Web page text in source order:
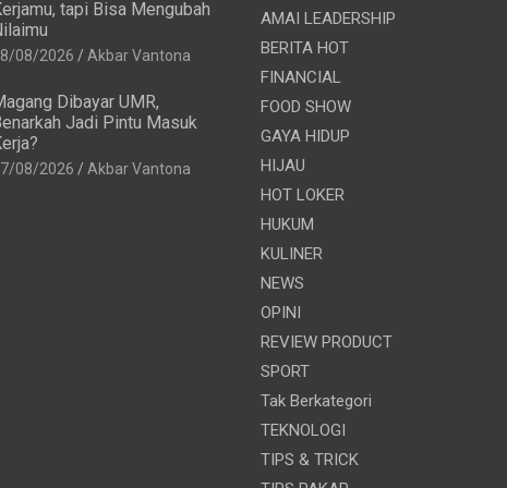
tapi Bisa Mengubah
08/2026 Akbar Vantona
Dibayar UMR,
Jadi Pintu Masuk
08/2026 Akbar Vantona
AMAI LEADERSHIP
BERITA HOT
FINANCIAL
FOOD SHOW
GAYA HIDUP
HIJAU
HOT LOKER
HUKUM
KULINER
NEWS
OPINI
REVIEW PRODUCT
SPORT
Tak Berkategori
TEKNOLOGI
TIPS & TRICK